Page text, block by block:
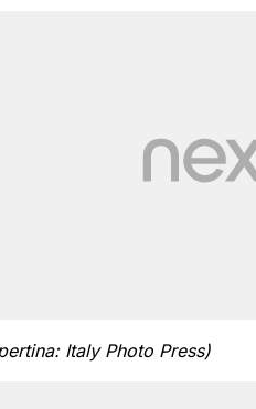
Italy Photo Press)